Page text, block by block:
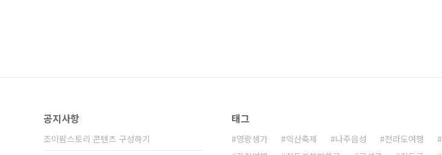
공지사항
조이팜스토리 콘텐츠 구성하기
태그
영랑생가 익산축제 나주읍성 전라도여행